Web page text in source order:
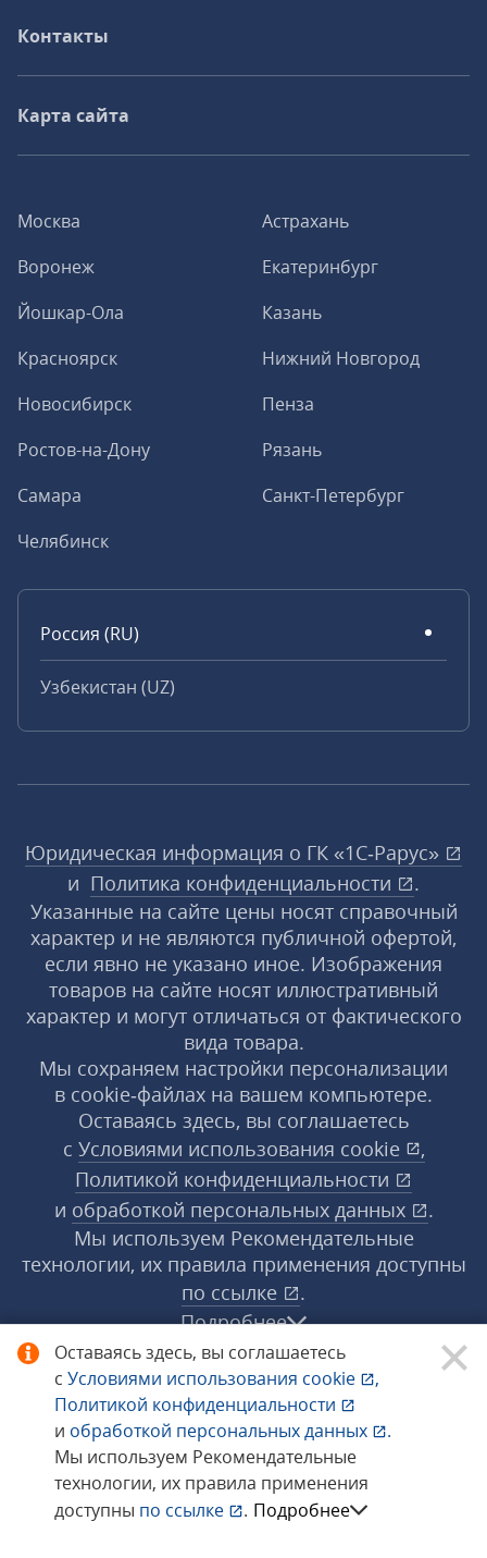
Оставаясь здесь, вы соглашаетесь
с Условиями использования cookie
,
Политикой конфиденциальности
и обработкой персональных данных
.
Мы используем Рекомендательные
технологии, их правила применения
доступны по ссылке . Подробнее
Москва
Астрахань
Воронеж
Екатеринбург
Йошкар-Ола
Казань
Красноярск
Нижний Новгород
Новосибирск
Пенза
Ростов-на-Дону
Рязань
Самара
Санкт-Петербург
Челябинск
Россия (RU)
Узбекистан (UZ)
Контакты
Карта сайта
Юридическая информация о ГК «1С‑Рарус»
и Политика конфиденциальности
.
Указанные на сайте цены носят справочный
характер и не являются публичной офертой,
если явно не указано иное. Изображения
товаров на сайте носят иллюстративный
характер и могут отличаться от фактического
вида товара.
Мы сохраняем настройки персонализации
в cookie‑файлах на вашем компьютере.
Оставаясь здесь, вы соглашаетесь
с Условиями использования cookie
,
Политикой конфиденциальности
и обработкой персональных данных
.
Мы используем Рекомендательные
технологии, их правила применения доступны
по ссылке
.
Подробнее
© 1998−2026 «1С‑Рарус» ®. Все права
защищены.
Сообщить об ошибке